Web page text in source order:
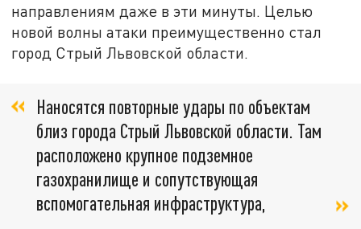
направлениям даже в эти минуты. Целью
новой волны атаки преимущественно стал
город Стрый Львовской области.
Наносятся повторные удары по объектам
близ города Стрый Львовской области. Там
расположено крупное подземное
газохранилище и сопутствующая
вспомогательная инфраструктура,